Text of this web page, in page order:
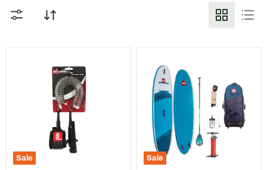
Sale Sale
Paddle
Co,
Ride
MSL
Paketdeal